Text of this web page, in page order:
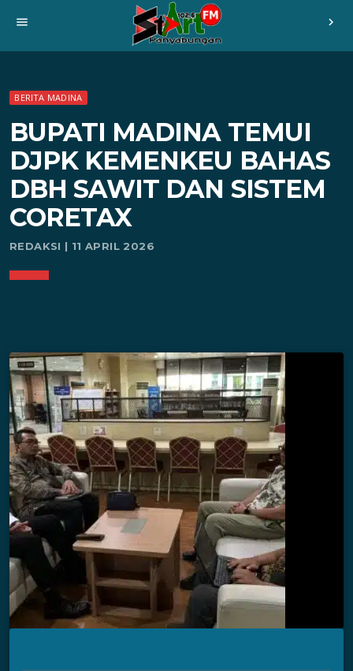
menu chevron_right
BERITA MADINA
BUPATI MADINA TEMUI
DJPK KEMENKEU BAHAS
DBH SAWIT DAN SISTEM
CORETAX
REDAKSI | 11 APRIL 2026